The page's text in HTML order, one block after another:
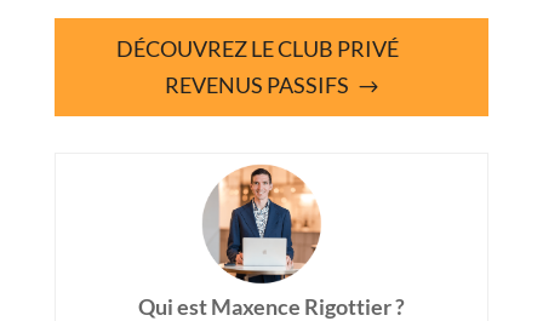
DÉCOUVREZ LE CLUB PRIVÉ
REVENUS PASSIFS
Qui est Maxence Rigottier ?